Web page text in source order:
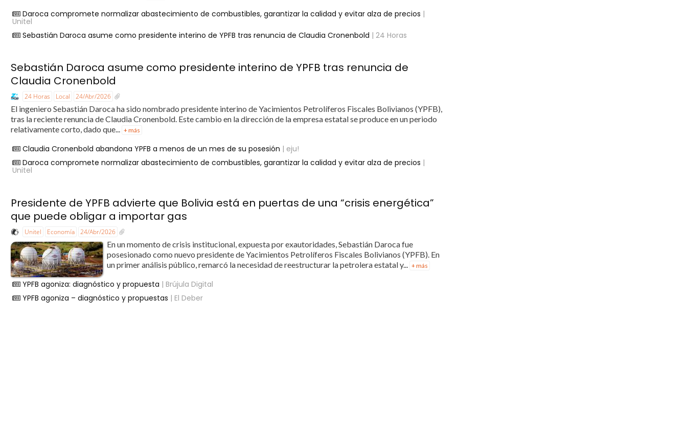
Daroca compromete normalizar abastecimiento de combustibles, garantizar la calidad y evitar alza de precios |
Unitel
Sebastián Daroca asume como presidente interino de YPFB tras renuncia de Claudia Cronenbold | 24 Horas
Sebastián Daroca asume como presidente interino de YPFB tras renuncia de
Claudia Cronenbold
24 Horas Local 24/Abr/2026
El ingeniero Sebastián Daroca ha sido nombrado presidente interino de Yacimientos Petrolíferos Fiscales Bolivianos (YPFB),
tras la reciente renuncia de Claudia Cronenbold. Este cambio en la dirección de la empresa estatal se produce en un periodo
relativamente corto, dado que... + más
Claudia Cronenbold abandona YPFB a menos de un mes de su posesión | eju!
Daroca compromete normalizar abastecimiento de combustibles, garantizar la calidad y evitar alza de precios |
Unitel
Presidente de YPFB advierte que Bolivia está en puertas de una “crisis energética”
que puede obligar a importar gas
Unitel Economía 24/Abr/2026
En un momento de crisis institucional, expuesta por exautoridades, Sebastián Daroca fue
posesionado como nuevo presidente de Yacimientos Petrolíferos Fiscales Bolivianos (YPFB). En
un primer análisis público, remarcó la necesidad de reestructurar la petrolera estatal y...
+ más
YPFB agoniza: diagnóstico y propuesta | Brújula Digital
YPFB agoniza – diagnóstico y propuestas | El Deber